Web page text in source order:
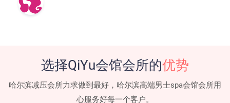
选择QiYu会馆会所的优势
哈尔滨减压会所力求做到最好，哈尔滨高端男士spa会馆会所用
心服务好每一个客户。